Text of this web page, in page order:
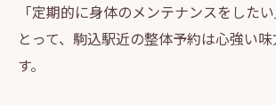
「定期的に身体のメンテナンスをした
とって、駒込駅近の整体予約は心強い
す。